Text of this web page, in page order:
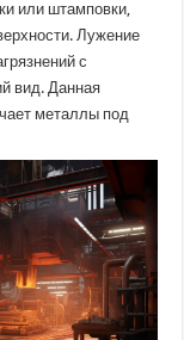
или штамповки,
Лужение
с
вид. Данная
металлы под